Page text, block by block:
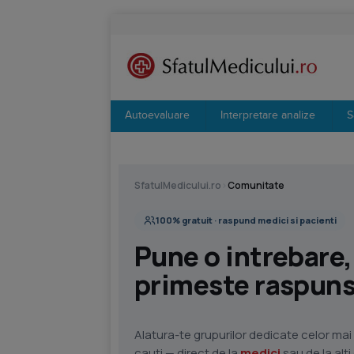
Autoevaluare Interpretare analize
SfatulMedicului.ro Comunitate
100% gratuit · raspund medici si pacienti
Pune o intrebare,
primeste
Alatura-te grupurilor dedicate celor